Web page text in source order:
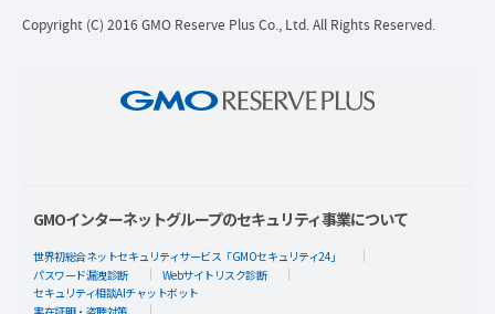
Copyright (C) 2016 GMO Reserve Plus Co., Ltd. All Rights Reserved.
GMOインターネットグループのセキュリティ事業について
世界初総合ネットセキュリティサービス「GMOセキュリティ24」
パスワード漏洩診断
Webサイトリスク診断
セキュリティ相談AIチャットボット